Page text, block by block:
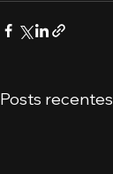
Posts recentes